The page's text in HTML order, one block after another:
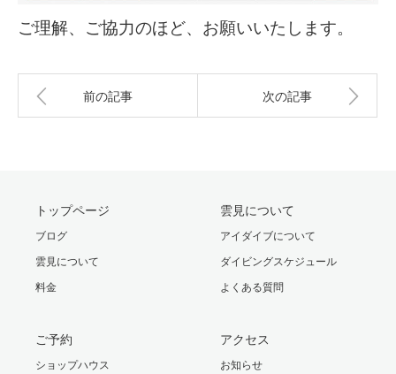
ご理解、ご協力のほど、お願いいたします。
前の記事 次の記事
トップページ
ブログ
雲見について
料金
雲見について
アイダイブについて
ダイビングスケジュール
よくある質問
ご予約
ショップハウス
アクセス
お知らせ